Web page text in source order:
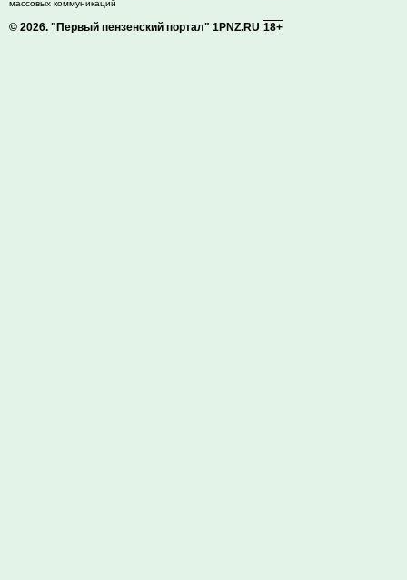
массовых коммуникаций
© 2026. "Первый пензенский портал" 1PNZ.RU 18+